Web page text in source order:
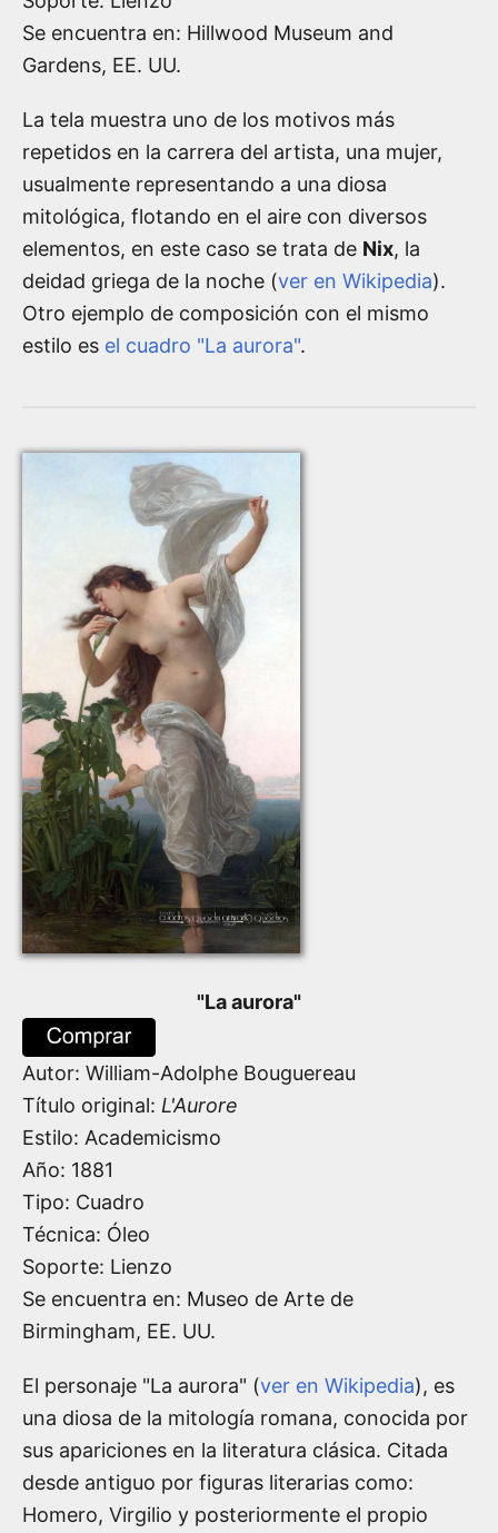
Se encuentra en: Hillwood Museum and
Gardens, EE. UU.
La tela muestra uno de los motivos más
repetidos en la carrera del artista, una mujer,
usualmente representando a una diosa
mitológica, flotando en el aire con diversos
elementos, en este caso se trata de Nix, la
deidad griega de la noche (ver en Wikipedia).
Otro ejemplo de composición con el mismo
estilo es el cuadro "La aurora".
"La aurora"
Autor: William-Adolphe Bouguereau
Título original: L'Aurore
Estilo: Academicismo
Año: 1881
Tipo: Cuadro
Técnica: Óleo
Soporte: Lienzo
Se encuentra en: Museo de Arte de
Birmingham, EE. UU.
El personaje "La aurora" (ver en Wikipedia), es
una diosa de la mitología romana, conocida por
sus apariciones en la literatura clásica. Citada
desde antiguo por figuras literarias como:
Homero, Virgilio y posteriormente el propio